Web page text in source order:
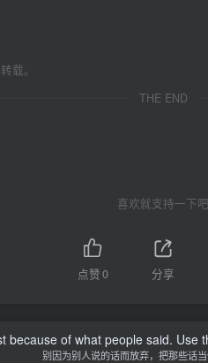
载。
THE END
喜欢就支持一下吧
点赞0 分享
because of what people said. Use
别因为别人说的话而放弃，把那些话